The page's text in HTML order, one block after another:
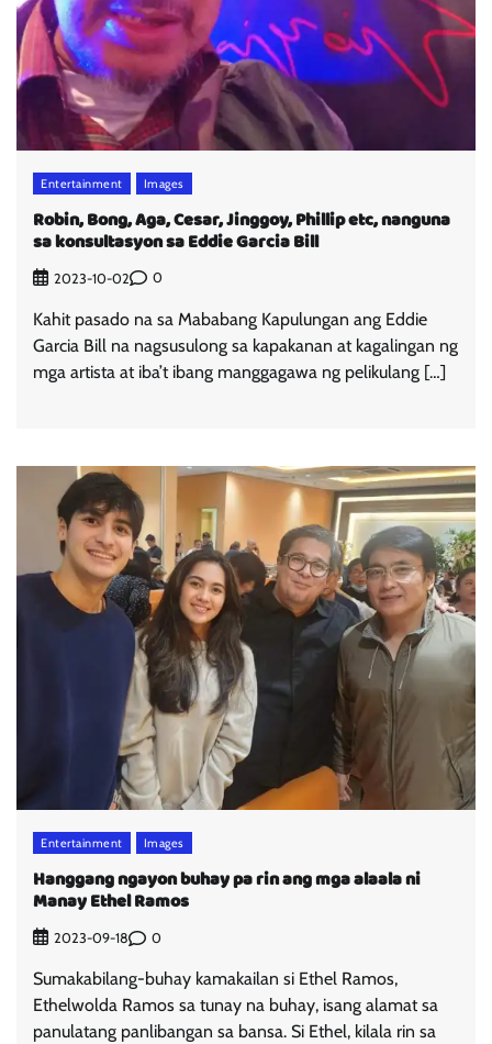
Entertainment Images
Robin, Bong, Aga, Cesar, Jinggoy, Phillip etc, nanguna
sa konsultasyon sa Eddie Garcia Bill
2023-10-02 0
Kahit pasado na sa Mababang Kapulungan ang Eddie
Garcia Bill na nagsusulong sa kapakanan at kagalingan ng
mga artista at iba’t ibang manggagawa ng pelikulang […]
Entertainment Images
Hanggang ngayon buhay pa rin ang mga alaala ni
Manay Ethel Ramos
2023-09-18 0
Sumakabilang-buhay kamakailan si Ethel Ramos,
Ethelwolda Ramos sa tunay na buhay, isang alamat sa
panulatang panlibangan sa bansa. Si Ethel, kilala rin sa